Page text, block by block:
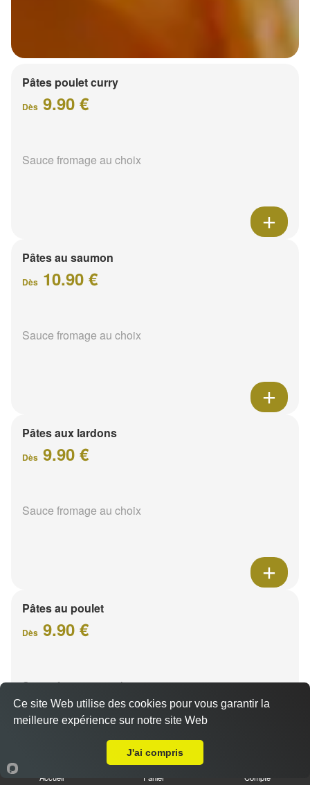
Pâtes poulet curry
Dès 9.90 €
Sauce fromage au choix
Pâtes au saumon
Dès 10.90 €
Sauce fromage au choix
Pâtes aux lardons
Dès 9.90 €
Sauce fromage au choix
Pâtes au poulet
Dès 9.90 €
Sauce fromage au choix
Accueil Panier Compte
Ce site Web utilise des cookies pour vous garantir la
meilleure expérience sur notre site Web
J'ai compris